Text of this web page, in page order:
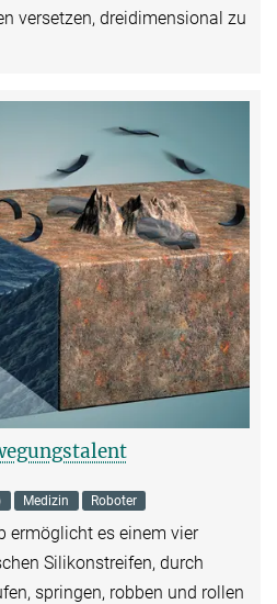
versetzen, dreidimensional zu
Medizin Roboter
ermöglicht es einem vier
Silikonstreifen, durch
springen, robben und rollen